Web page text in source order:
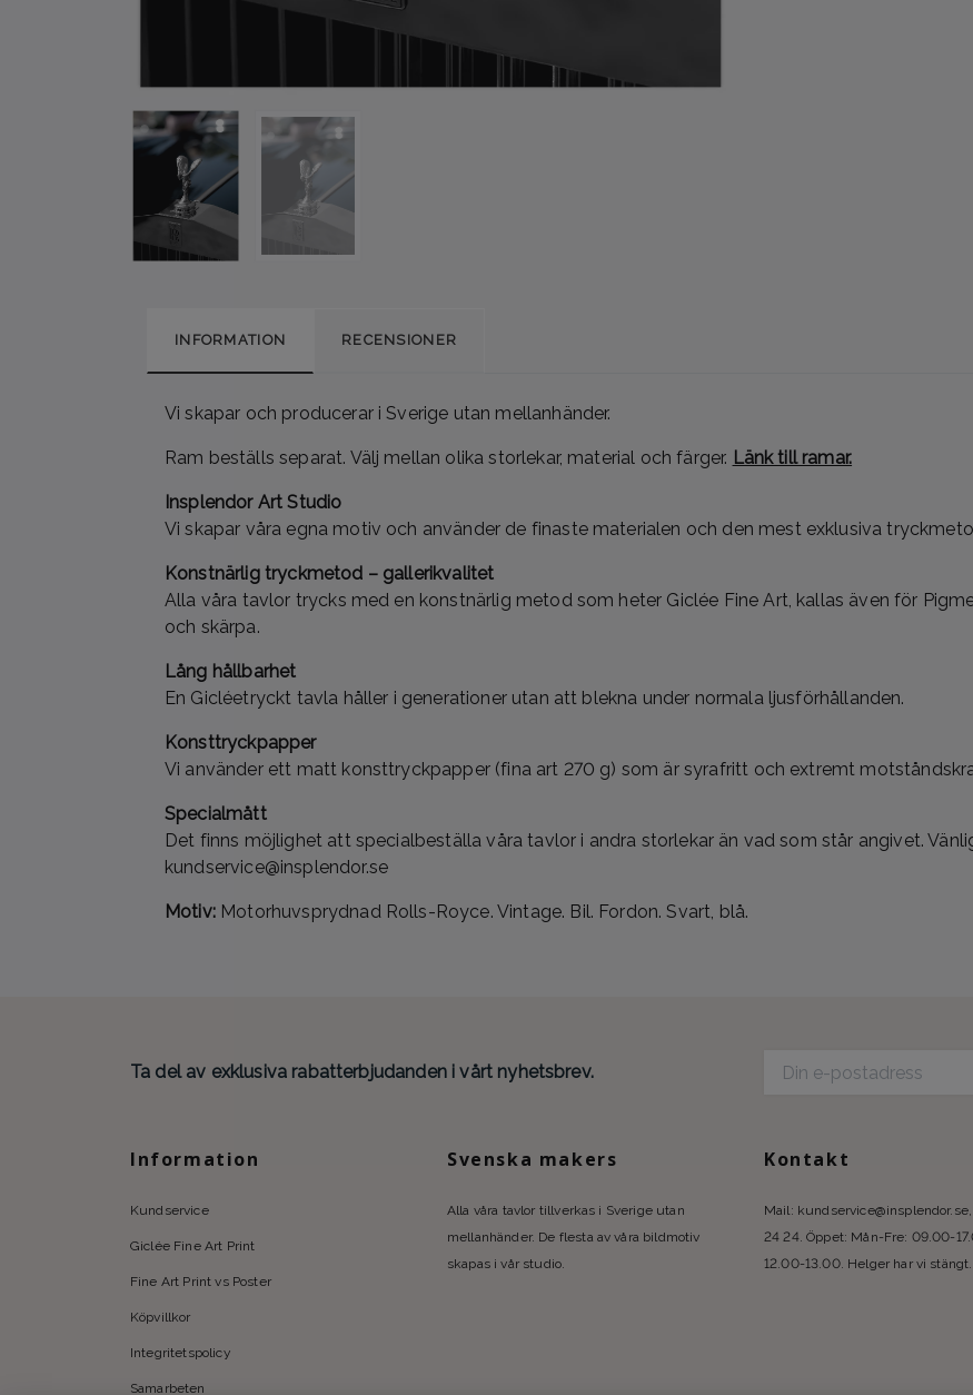
INFORMATION RECENSIONER
Vi skapar och producerar i Sverige utan mellanhänder.
Ram beställs separat. Välj mellan olika storlekar, material och färger. Länk till ramar.
Insplendor Art Studio
Vi skapar våra egna motiv och använder de finaste materialen och den mest exklusiva
Konstnärlig tryckmetod – gallerikvalitet
Alla våra tavlor trycks med en konstnärlig metod som heter Giclée Fine Art, kallas även för
och skärpa.
Lång hållbarhet
En Gicléetryckt tavla håller i generationer utan att blekna under normala ljusförhållanden.
Konsttryckpapper
Vi använder ett matt konsttryckpapper (fina art 270 g) som är syrafritt och extremt
Specialmått
Det finns möjlighet att specialbeställa våra tavlor i andra storlekar än vad som står angivet.
kundservice@insplendor.se
Motiv:Motorhuvsprydnad Rolls-Royce. Vintage. Bil. Fordon. Svart, blå.
Ta del av exklusiva rabatterbjudanden i vårt nyhetsbrev.
Information
Kundservice
Giclée Fine Art Print
Fine Art Print vs Poster
Köpvillkor
Integritetspolicy
Samarbeten
Svenska makers
Alla våra tavlor tillverkas i Sverige utan
mellanhänder. De flesta av våra bildmotiv
skapas i vår studio.
Kontakt
Mail: kundservice@insplendor.se
24 24. Öppet: Mån-Fre: 09.00-
12.00-13.00. Helger har vi stängt.